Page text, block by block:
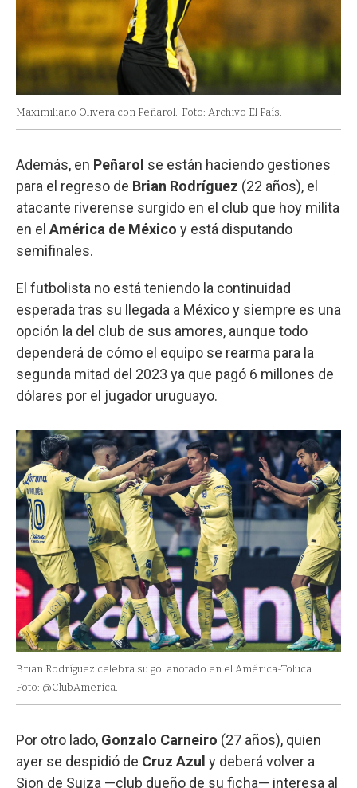
Maximiliano Olivera con Peñarol. Foto: Archivo El País.
Además, en Peñarol se están haciendo gestiones
para el regreso de Brian Rodríguez (22 años), el
atacante riverense surgido en el club que hoy milita
en el América de México y está disputando
semifinales.
El futbolista no está teniendo la continuidad
esperada tras su llegada a México y siempre es una
opción la del club de sus amores, aunque todo
dependerá de cómo el equipo se rearma para la
segunda mitad del 2023 ya que pagó 6 millones de
dólares por el jugador uruguayo.
Brian Rodríguez celebra su gol anotado en el América-Toluca.
Foto: @ClubAmerica.
Por otro lado, Gonzalo Carneiro (27 años), quien
ayer se despidió de Cruz Azul y deberá volver a
Sion de Suiza —club dueño de su ficha— interesa al